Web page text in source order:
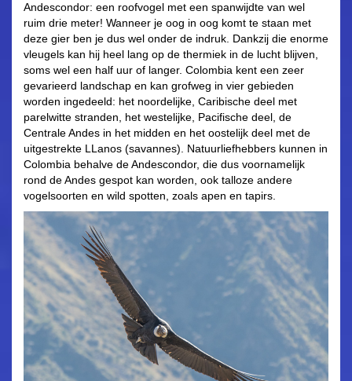
Andescondor: een roofvogel met een spanwijdte van wel
ruim drie meter! Wanneer je oog in oog komt te staan met
deze gier ben je dus wel onder de indruk. Dankzij die enorme
vleugels kan hij heel lang op de thermiek in de lucht blijven,
soms wel een half uur of langer. Colombia kent een zeer
gevarieerd landschap en kan grofweg in vier gebieden
worden ingedeeld: het noordelijke, Caribische deel met
parelwitte stranden, het westelijke, Pacifische deel, de
Centrale Andes in het midden en het oostelijk deel met de
uitgestrekte LLanos (savannes). Natuurliefhebbers kunnen in
Colombia behalve de Andescondor, die dus voornamelijk
rond de Andes gespot kan worden, ook talloze andere
vogelsoorten en wild spotten, zoals apen en tapirs.